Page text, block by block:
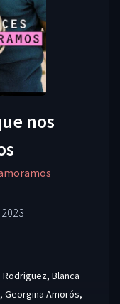
nos
2023
Rodriguez, Blanca
, Georgina Amorós,